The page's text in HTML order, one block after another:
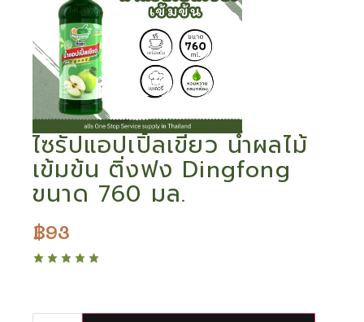
ไซรัปแอปเปิ้ลเขียว น้ำผลไม้
เข้มข้น ติ่งฟง Dingfong
ขนาด 760 มล.
฿93